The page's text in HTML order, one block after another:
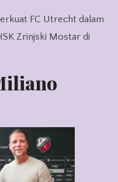
FC Utrecht dalam
Zrinjski Mostar di